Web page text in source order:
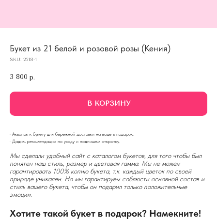
Букет из 21 белой и розовой розы (Кения)
SKU: 2518-1
3 800 р.
В КОРЗИНУ
· Аквапак к букету для бережной доставки на воде в подарок.
· Дадим рекомендации по уходу и подпишем открытку.
Мы сделали удобный сайт с каталогом букетов, для того чтобы был
понятен наш стиль, размер и цветовая гамма. Мы не можем
гарантировать 100% копию букета, т.к. каждый цветок по своей
природе уникален. Но мы гарантируем соблюсти основной состав и
стиль вашего букета, чтобы он подарил только положительные
эмоции.
Хотите такой букет в подарок? Намекните!